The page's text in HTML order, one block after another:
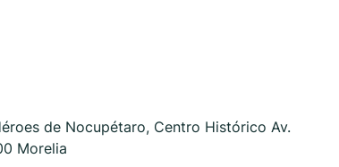
de Nocupétaro, Centro Histórico Av.
Morelia